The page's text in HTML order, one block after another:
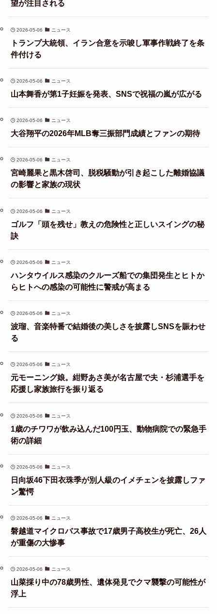
望が注目される
2026-05-06 ニュース
トランプ大統領、イラン合意を示唆し軍事作戦終了を条
件付ける
2026-05-06 ニュース
山本舞香が第1子妊娠を発表、SNSで祝福の嵐が広がる
2026-05-06 ニュース
大谷翔平の2026年MLB奪三振部門成績とファンの期待
2026-05-06 ニュース
宮崎麗果と黒木啓司、脱税騒動が引き起こした離婚協議
の影響と家族の現状
2026-05-06 ニュース
ゴルフ「頭を残せ」教えの危険性と正しいスイングの秘
訣
2026-05-06 ニュース
ハンタウイルス感染のクルーズ船での集団発生とヒトか
らヒトへの感染の可能性に警戒が高まる
2026-05-06 ニュース
波瑠、音楽特番で結婚後の美しさを披露しSNSを賑わせ
る
2026-05-06 ニュース
元モーニング娘。紺野あさ美が名古屋で夫・杉浦選手を
応援し家族旅行を振り返る
2026-05-06 ニュース
1歳のチワワが飲み込んだ100円玉、動物病院での緊急手
術の詳細
2026-05-06 ニュース
日向坂46下田衣珠季が別人級のイメチェンを披露しファ
ン驚愕
2026-05-06 ニュース
磐越道マイクロバス事故で17歳男子高校生が死亡、26人
が重傷の大惨事
2026-05-06 ニュース
山菜採り中の78歳男性、遺体発見でクマ襲撃の可能性が
浮上